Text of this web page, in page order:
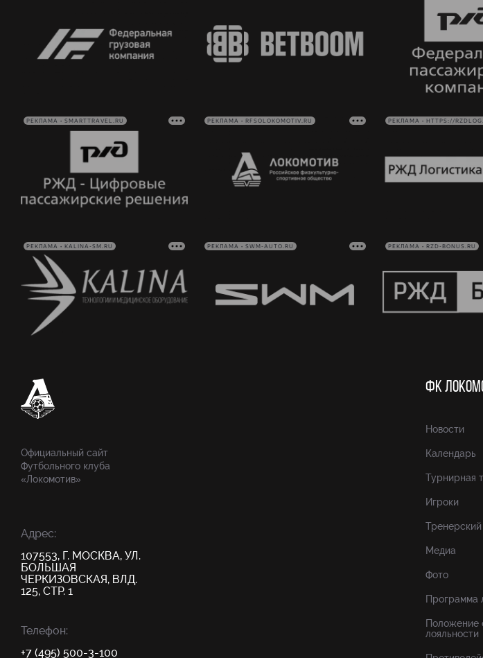
РЕКЛАМА • SMARTTRAVEL.RU РЕКЛАМА • RFSOLOKOMOTIV.RU РЕКЛАМА • HTTPS://
РЕКЛАМА • KALINA-SM.RU РЕКЛАМА • SWM-AUTO.RU РЕКЛАМА • RZD-BONUS.RU
Официальный сайт
Футбольного клуба
«Локомотив»
Адрес:
107553, Г. МОСКВА, УЛ.
БОЛЬШАЯ
ЧЕРКИЗОВСКАЯ, ВЛД.
125, СТР. 1
Телефон:
+7 (495) 500-3-100
ФК
Новости
Календарь
Турнирная
Игроки
Медиа
Фото
Программа
Положение
лояльности